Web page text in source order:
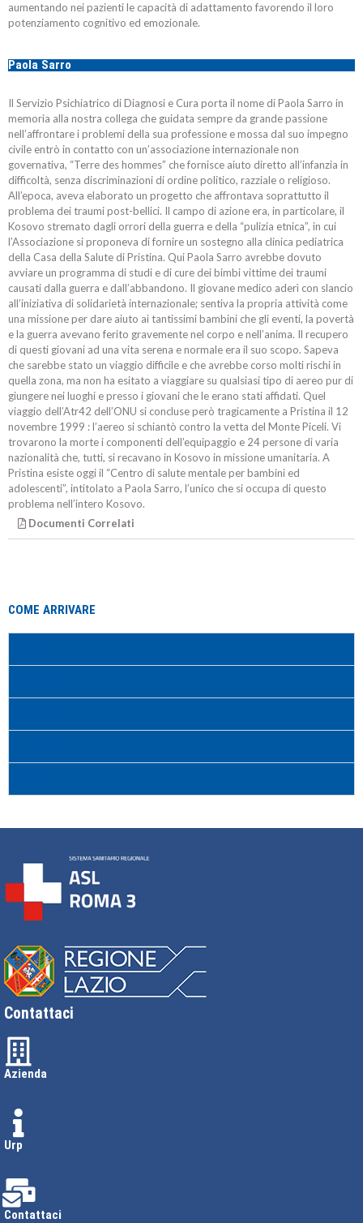
aumentando nei pazienti le capacità di adattamento favorendo il loro
potenziamento cognitivo ed emozionale.
Paola Sarro
Il Servizio Psichiatrico di Diagnosi e Cura porta il nome di Paola Sarro in
memoria alla nostra collega che guidata sempre da grande passione
nell’affrontare i problemi della sua professione e mossa dal suo impegno
civile entrò in contatto con un’associazione internazionale non
governativa, “Terre des hommes” che fornisce aiuto diretto all’infanzia in
difficoltà, senza discriminazioni di ordine politico, razziale o religioso.
All’epoca, aveva elaborato un progetto che affrontava soprattutto il
problema dei traumi post-bellici. Il campo di azione era, in particolare, il
Kosovo stremato dagli orrori della guerra e della “pulizia etnica”, in cui
l’Associazione si proponeva di fornire un sostegno alla clinica pediatrica
della Casa della Salute di Pristina. Qui Paola Sarro avrebbe dovuto
avviare un programma di studi e di cure dei bimbi vittime dei traumi
causati dalla guerra e dall’abbandono. Il giovane medico aderì con slancio
all’iniziativa di solidarietà internazionale; sentiva la propria attività come
una missione per dare aiuto ai tantissimi bambini che gli eventi, la povertà
e la guerra avevano ferito gravemente nel corpo e nell’anima. Il recupero
di questi giovani ad una vita serena e normale era il suo scopo. Sapeva
che sarebbe stato un viaggio difficile e che avrebbe corso molti rischi in
quella zona, ma non ha esitato a viaggiare su qualsiasi tipo di aereo pur di
giungere nei luoghi e presso i giovani che le erano stati affidati. Quel
viaggio dell’Atr42 dell’ONU si concluse però tragicamente a Pristina il 12
novembre 1999 : l’aereo si schiantò contro la vetta del Monte Piceli. Vi
trovarono la morte i componenti dell’equipaggio e 24 persone di varia
nazionalità che, tutti, si recavano in Kosovo in missione umanitaria. A
Pristina esiste oggi il “Centro di salute mentale per bambini ed
adolescenti”, intitolato a Paola Sarro, l’unico che si occupa di questo
problema nell’intero Kosovo.
Documenti Correlati
COME ARRIVARE
Contattaci
Azienda
Urp
Contattaci